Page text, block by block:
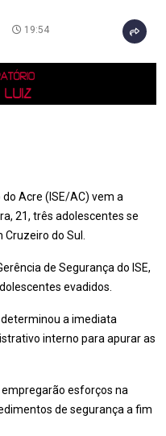
19:54
Acre (ISE/AC) vem a
21, três adolescentes se
do Sul.
de Segurança do ISE,
evadidos.
a imediata
interno para apurar as
esforços na
de segurança a fim